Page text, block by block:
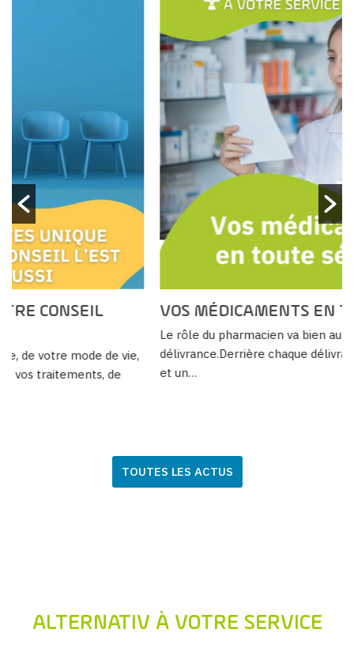
VOS MÉDICAMENTS EN TOUTE SÉCURITÉ
Le rôle du pharmacien va bien au-delà de la simple
délivrance.Derrière chaque délivrance, il y a une analyse
et un…
TOUTES LES ACTUS
ALTERNATIV À VOTRE SERVICE